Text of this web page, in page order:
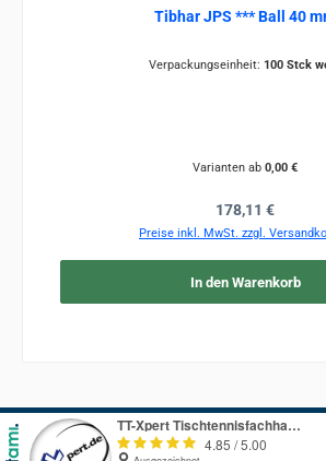
Tibhar JPS *** Ball 40
Verpackungseinheit: 100 Stck
Varianten ab 0,00 €
Regulärer Preis:
178,11 €
Preise inkl. MwSt. zzgl.
In den Warenkorb